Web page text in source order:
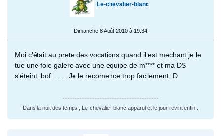
Le-chevalier-blanc
Dimanche 8 Août 2010 à 19:34
Moi c'était au prete des vocations quand il est mechant je le
tue une foie galere avec une equipe de m**** et ma DS
s'éteint :bof: ...... Je le recomence trop facilement :D
Dans la nuit des temps , Le-chevalier-blanc apparut et le jour revint enfin .